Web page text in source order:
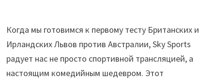
Когда мы готовимся к первому тесту Британских и
Ирландских Львов против Австралии, Sky Sports
радует нас не просто спортивной трансляцией, а
настоящим комедийным шедевром. Этот